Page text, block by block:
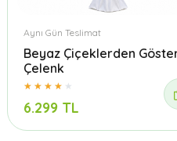
Aynı Gün Teslimat
Beyaz Çiçeklerden
Çelenk
6.299 TL